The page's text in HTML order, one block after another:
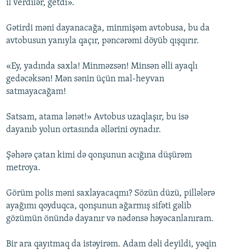
il verdilər, getdi».
Gətirdi məni dayanacağa, minmişəm avtobusa, bu da
avtobusun yanıyla qaçır, pəncərəmi döyüb qışqırır.
«Ey, yadında saxla! Minməzsən! Minsən əlli ayaqlı
gedəcəksən! Mən sənin üçün mal-heyvan
satmayacağam!
Satsam, atama lənət!» Avtobus uzaqlaşır, bu isə
dayanıb yolun ortasında əllərini oynadır.
Şəhərə çatan kimi də qonşunun acığına düşürəm
metroya.
Görüm polis məni saxlayacaqmı? Sözün düzü, pillələrə
ayağımı qoyduqca, qonşunun ağarmış sifəti gəlib
gözümün önündə dayanır və nədənsə həyəcanlanıram.
Bir ara qayıtmaq da istəyirəm. Adam dəli deyildi, yəqin